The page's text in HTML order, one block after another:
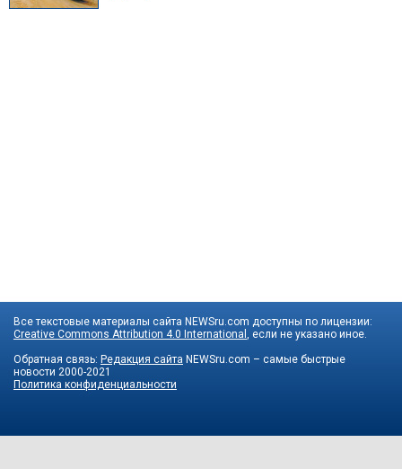
Все текстовые материалы сайта NEWSru.com доступны по лицензии:
Creative Commons Attribution 4.0 International
, если не указано иное.
Обратная связь: Редакция сайта NEWSru.com – самые быстрые
новости 2000-2021
Политика конфиденциальности